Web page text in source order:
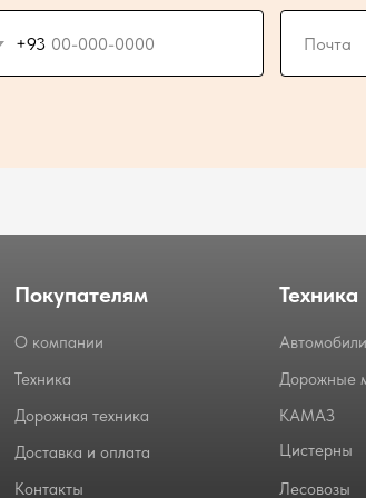
+93
Покупателям
О компании
Техника
Дорожная техника
Доставка и оплата
Контакты
Техника
Дорожные
КАМАЗ
Лесовозы
Цистерны